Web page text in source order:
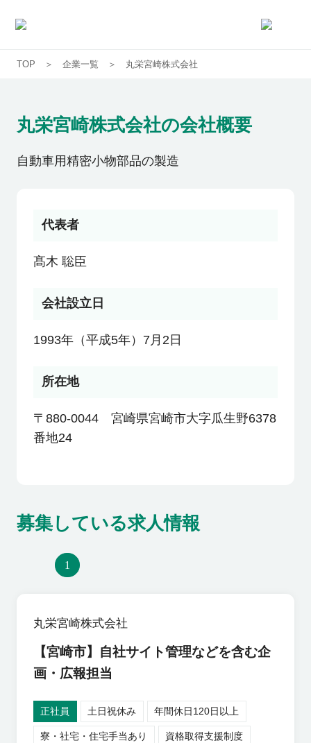
求人一覧
企業一覧
お気に入り求人
利用者の声
会社概要
TOP 企業一覧 丸栄宮崎株式会社
丸栄宮崎株式会社の会社概要
自動車用精密小物部品の製造
代表者
髙木 聡臣
会社設立日
1993年（平成5年）7月2日
所在地
〒880-0044 宮崎県宮崎市大字瓜生野6378
番地24
募集している求人情報
1
丸栄宮崎株式会社
【宮崎市】自社サイト管理などを含む企
画・広報担当
正社員 土日祝休み 年間休日120日以上
寮・社宅・住宅手当あり 資格取得支援制度